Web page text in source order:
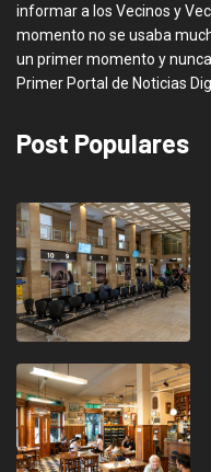
informar a los Vecinos y
momento no se usaba
un primer momento y
Primer Portal de Noticias
Post Populares